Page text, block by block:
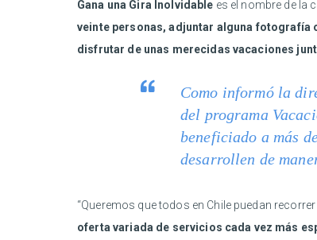
Gana una Gira Inolvidable es el nombre de la
veinte personas, adjuntar alguna fotografía
disfrutar de unas merecidas vacaciones
Como informó la
del programa
beneficiado a más
desarrollen de
“Queremos que todos en Chile puedan
oferta variada de servicios cada vez más